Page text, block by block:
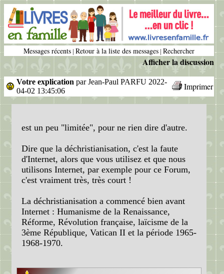
Messages récents | Retour à la liste des messages | Rechercher
Afficher la discussion
Votre explication par Jean-Paul PARFU 2022-
04-02 13:45:06
Imprimer
est un peu "limitée", pour ne rien dire d'autre.
Dire que la déchristianisation, c'est la faute
d'Internet, alors que vous utilisez et que nous
utilisons Internet, par exemple pour ce Forum,
c'est vraiment très, très court !
La déchristianisation a commencé bien avant
Internet : Humanisme de la Renaissance,
Réforme, Révolution française, laïcisme de la
3ème République, Vatican II et la période 1965-
1968-1970.